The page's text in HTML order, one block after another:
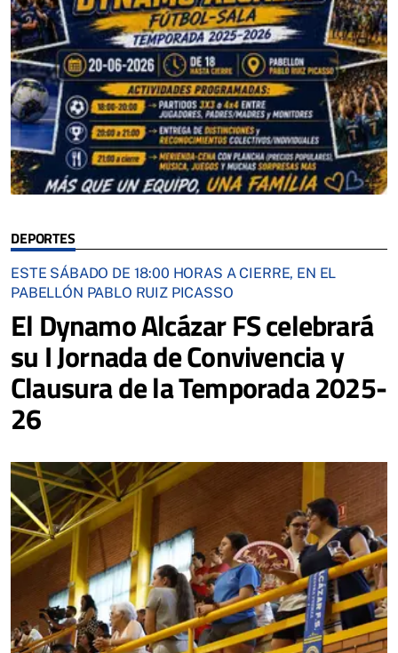
DEPORTES
ESTE SÁBADO DE 18:00 HORAS A CIERRE, EN EL
PABELLÓN PABLO RUIZ PICASSO
El Dynamo Alcázar FS celebrará
su I Jornada de Convivencia y
Clausura de la Temporada 2025-
26